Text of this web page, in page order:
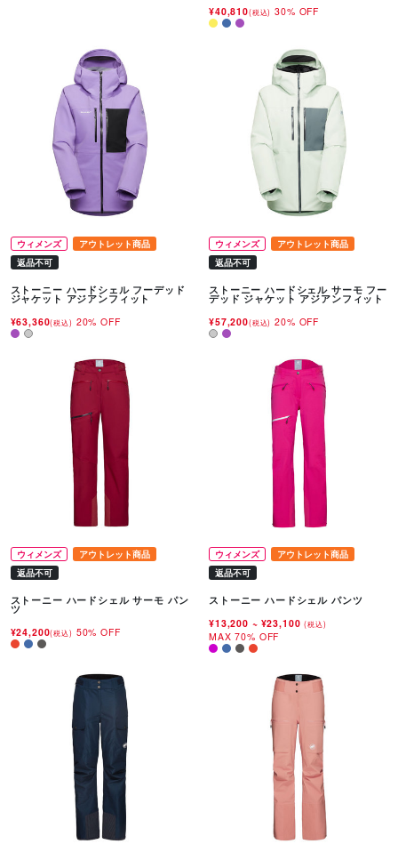
¥40,810(税込) 30% OFF
ウィメンズ
アウトレット商品
返品不可
ストーニー ハードシェル フーデッド
ジャケット アジアンフィット
¥63,360(税込) 20% OFF
ウィメンズ
アウトレット商品
返品不可
ストーニー ハードシェル サーモ フー
デッド ジャケット アジアンフィット
¥57,200(税込) 20% OFF
ウィメンズ
アウトレット商品
返品不可
ストーニー ハードシェル サーモ パン
ツ
¥24,200(税込) 50% OFF
ウィメンズ
アウトレット商品
返品不可
ストーニー ハードシェル パンツ
¥13,200 ~ ¥23,100(税込)
MAX 70% OFF